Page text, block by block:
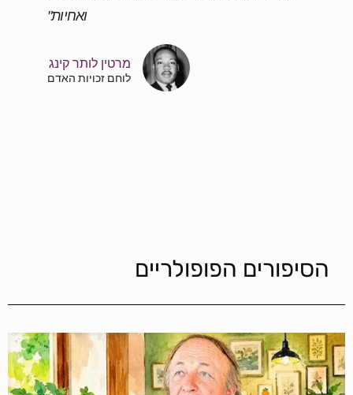
ואחיות"
מרטין לותר קינג
לוחם זכויות האדם
הסיפורים הפופולריים